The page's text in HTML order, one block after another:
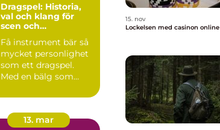
Dragspel: Historia,
val och klang för
scen och
Få instrument bär så
mycket personlighet
som ett dragspel.
Med en bälg som
13. mar
15. nov
Lockelsen med casinon online